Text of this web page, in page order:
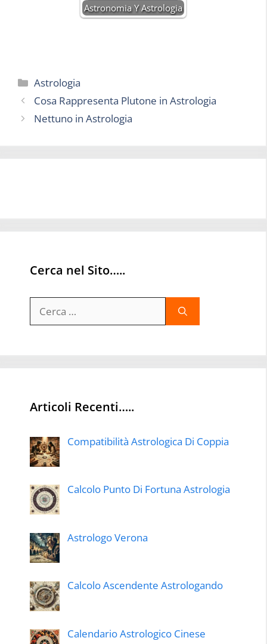
Astronomia Y Astrologia
Categorie
Astrologia
Cosa Rappresenta Plutone in Astrologia
Nettuno in Astrologia
Cerca nel Sito…..
per:
Articoli Recenti…..
Compatibilità Astrologica Di Coppia
Calcolo Punto Di Fortuna Astrologia
Astrologo Verona
Calcolo Ascendente Astrologando
Calendario Astrologico Cinese